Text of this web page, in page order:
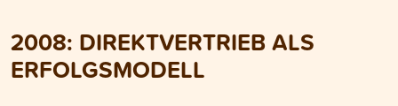
2008: DIREKTVERTRIEB ALS
ERFOLGSMODELL